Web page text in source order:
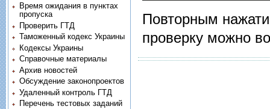
Повторным
проверку можно
Время ожидания в пунктах
пропуска
Проверить ГТД
Таможенный кодекс Украины
Кодексы Украины
Справочные материалы
Архив новостей
Обсуждение законопроектов
Удаленный контроль ГТД
Перечень тестовых заданий